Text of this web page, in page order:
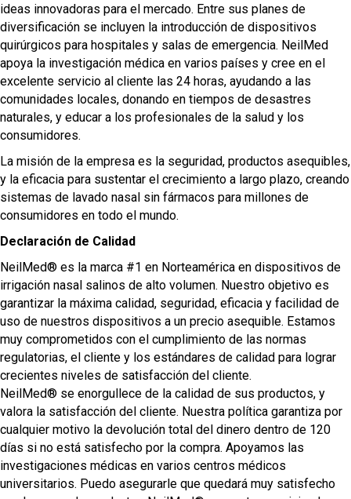
ideas innovadoras para el mercado. Entre sus planes de
diversificación se incluyen la introducción de dispositivos
quirúrgicos para hospitales y salas de emergencia. NeilMed
apoya la investigación médica en varios países y cree en el
excelente servicio al cliente las 24 horas, ayudando a las
comunidades locales, donando en tiempos de desastres
naturales, y educar a los profesionales de la salud y los
consumidores.
La misión de la empresa es la seguridad, productos asequibles,
y la eficacia para sustentar el crecimiento a largo plazo, creando
sistemas de lavado nasal sin fármacos para millones de
consumidores en todo el mundo.
Declaración de Calidad
NeilMed® es la marca #1 en Norteamérica en dispositivos de
irrigación nasal salinos de alto volumen. Nuestro objetivo es
garantizar la máxima calidad, seguridad, eficacia y facilidad de
uso de nuestros dispositivos a un precio asequible. Estamos
muy comprometidos con el cumplimiento de las normas
regulatorias, el cliente y los estándares de calidad para lograr
crecientes niveles de satisfacción del cliente.
NeilMed® se enorgullece de la calidad de sus productos, y
valora la satisfacción del cliente. Nuestra política garantiza por
cualquier motivo la devolución total del dinero dentro de 120
días si no está satisfecho por la compra. Apoyamos las
investigaciones médicas en varios centros médicos
universitarios. Puedo asegurarle que quedará muy satisfecho